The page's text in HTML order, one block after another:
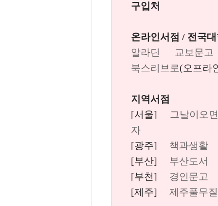
구입처
온라인서점 / 전국
알라딘
교보문고
북스리브로(오프라
지역서점
[서울]
그날이오면
자
[광주] 책과생활
[부산] 부산도서
[부천]
경인문고
[제주] 제주풀무질